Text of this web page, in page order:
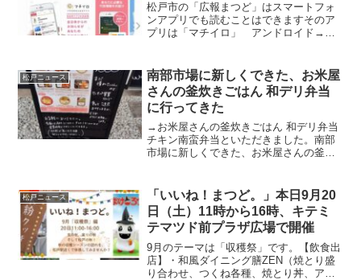
松戸市の「広報まつど」はスマートフォ
ンアプリでも読むことはできますそのア
プリは「マチイロ」 アンドロイド→こ
戸市のウェブサイトからもPDFファイル
で閲覧できますウェブサ...
松戸ニュース
南部市場に新しくできた、お米屋
さんの釜炊きごはん 和デリ弁当
に行ってきた
→お米屋さんの釜炊きごはん 和デリ弁当
チキン南蛮弁当といただきました。南部
市場に新しくできた、お米屋さんの釜炊
pic.twitter.com/VgLuBZiGqf— 松戸ペデ...
松戸ニュース
「いいね！まつど。」本日9月20
日（土）11時から16時、キテミ
テマツド前プラザ広場で開催
9月のテーマは「収穫祭」です。【飲食出
店】・和風ダイニング膳ZEN（焼とり盛
り合わせ、つくね各種、焼とり丼、アル